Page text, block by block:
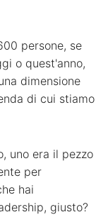
persone, se
o quest'anno,
dimensione
di cui stiamo
uno era il pezzo
per
hai
giusto?